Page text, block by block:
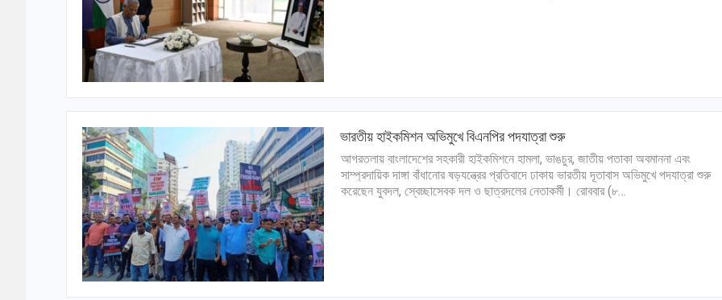
ভারতীয় হাইকমিশন অভিমুখে বিএনপির পদযাত্রা শুরু
আগরতলায় বাংলাদেশের সহকারী হাইকমিশনে হামলা, ভাঙচুর, জাতীয় পতাকা অবমাননা এবং
সাম্প্রদায়িক দাঙ্গা বাঁধানোর ষড়যন্ত্রের প্রতিবাদে ঢাকায় ভারতীয় দূতাবাস অভিমুখে পদযাত্রা শুরু
করেছেন যুবদল, স্বেচ্ছাসেবক দল ও ছাত্রদলের নেতাকর্মী। রোববার (৮…